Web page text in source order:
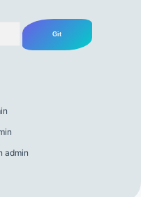
admin